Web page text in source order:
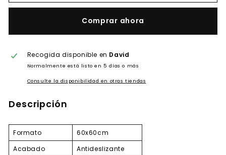
Comprar ahora
Recogida disponible en David
Normalmente está listo en 5 días o más
Consulte la disponibilidad en otras tiendas
Descripción
Formato
60x60cm
Acabado
Antideslizante